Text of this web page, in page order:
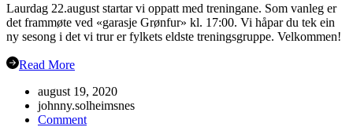
Laurdag 22.august startar vi oppatt med treningane. Som vanleg er
det frammøte ved «garasje Grønfur» kl. 17:00. Vi håpar du tek ein
ny sesong i det vi trur er fylkets eldste treningsgruppe. Velkommen!
Read More
august 19, 2020
johnny.solheimsnes
Commenton